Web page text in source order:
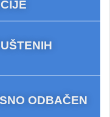
ODBAČEN